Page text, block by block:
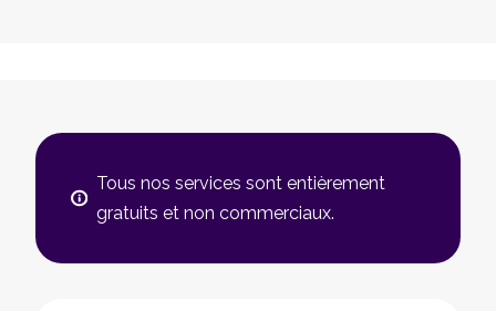
Tous nos services sont entièrement
gratuits et non commerciaux.